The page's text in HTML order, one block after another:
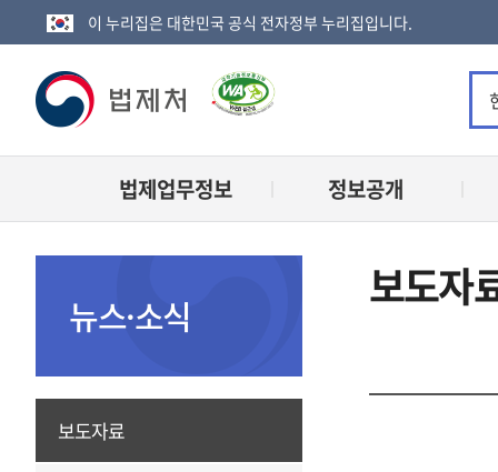
이 누리집은 대한민국 공식 전자정부 누리집입니다.
법
제
로
법제업무정보 정보공개
뉴스·소식
보도자료
보도자